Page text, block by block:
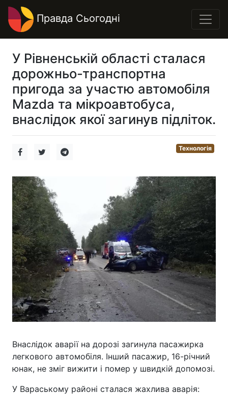
Правда Сьогодні
У Рівненській області сталася
дорожньо-транспортна
пригода за участю автомобіля
Mazda та мікроавтобуса,
внаслідок якої загинув підліток.
Технологія
Внаслідок аварії на дорозі загинула пасажирка
легкового автомобіля. Інший пасажир, 16-річний
юнак, не зміг вижити і помер у швидкій допомозі.
У Вараському районі сталася жахлива аварія: